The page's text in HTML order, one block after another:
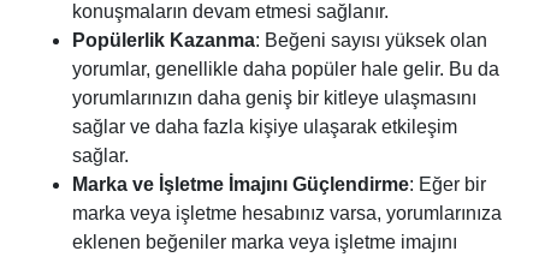
konuşmaların devam etmesi sağlanır.
Popülerlik Kazanma: Beğeni sayısı yüksek olan
yorumlar, genellikle daha popüler hale gelir. Bu da
yorumlarınızın daha geniş bir kitleye ulaşmasını
sağlar ve daha fazla kişiye ulaşarak etkileşim
sağlar.
Marka ve İşletme İmajını Güçlendirme: Eğer bir
marka veya işletme hesabınız varsa, yorumlarınıza
eklenen beğeniler marka veya işletme imajını